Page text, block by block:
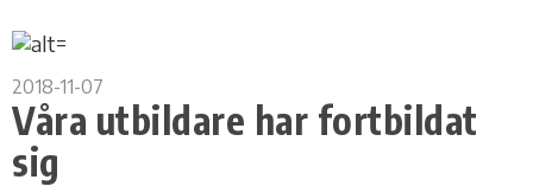
2018-11-07
Våra utbildare har fortbildat
sig